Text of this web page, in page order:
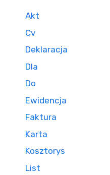
Akt
Cv
Deklaracja
Dla
Do
Ewidencja
Faktura
Karta
Kosztorys
List